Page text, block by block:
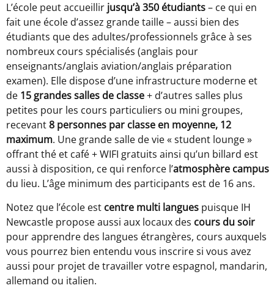
L’école peut accueillir jusqu’à 350 étudiants– ce qui en
fait une école d’assez grande taille – aussi bien des
étudiants que des adultes/professionnels grâce à ses
nombreux cours spécialisés (anglais pour
enseignants/anglais aviation/anglais préparation
examen). Elle dispose d’une infrastructure moderne et
de 15 grandes salles de classe+ d’autres salles plus
petites pour les cours particuliers ou mini groupes,
recevant8 personnes par classe en moyenne, 12
maximum. Une grande salle de vie « student lounge »
offrant thé et café + WIFI gratuits ainsi qu’un billard est
aussi à disposition, ce qui renforce l’atmosphère campus
du lieu. L’âge minimum des participants est de 16 ans.
Notez que l’école est centre multi langues puisque IH
Newcastle propose aussi aux locaux des cours du soir
pour apprendre des langues étrangères, cours auxquels
vous pourrez bien entendu vous inscrire si vous avez
aussi pour projet de travailler votre espagnol, mandarin,
allemand ou italien.